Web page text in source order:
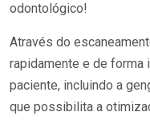
odontológico!
Através do
rapidamente e de forma
paciente, incluindo a
que possibilita a